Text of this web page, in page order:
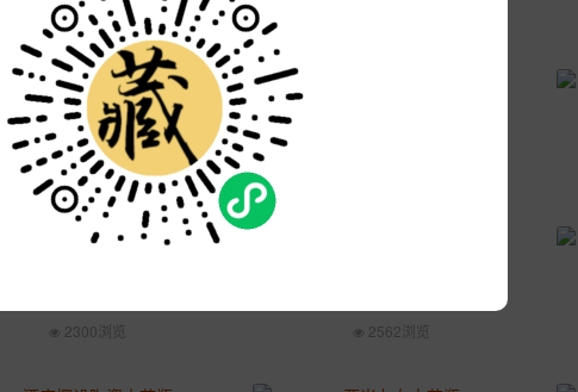
3458浏览
陶瓷大花瓶
2020-08-15 6:11:47
4651浏览
2300浏览 2562浏览